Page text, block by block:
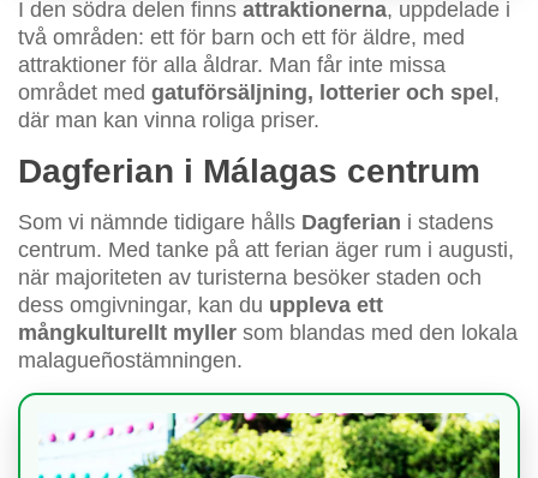
I den södra delen finns attraktionerna, uppdelade i
två områden: ett för barn och ett för äldre, med
attraktioner för alla åldrar. Man får inte missa
området med gatuförsäljning, lotterier och spel ,
där man kan vinna roliga priser.
Dagferian i Málagas centrum
Som vi nämnde tidigare hålls Dagferian i stadens
centrum. Med tanke på att ferian äger rum i augusti,
när majoriteten av turisterna besöker staden och
dess omgivningar, kan du uppleva ett
mångkulturellt myller som blandas med den lokala
malagueñostämningen.